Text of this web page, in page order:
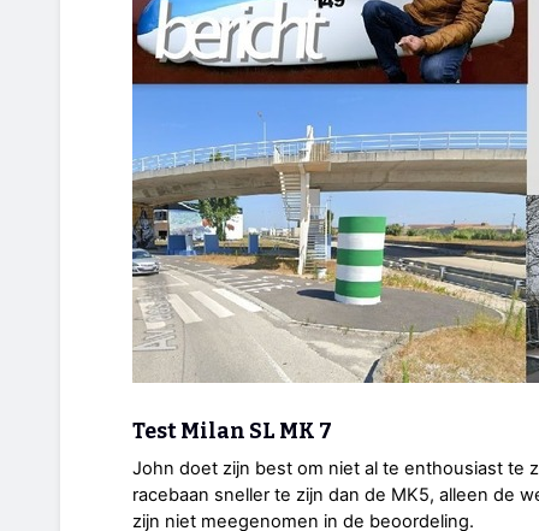
Test Milan SL MK 7
John doet zijn best om niet al te enthousiast te
racebaan sneller te zijn dan de MK5, alleen de
zijn niet meegenomen in de beoordeling.